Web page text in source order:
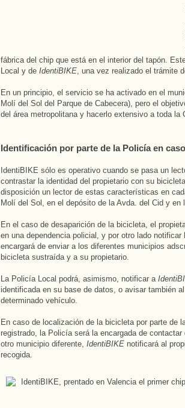
fábrica del chip que está en el interior del tapón.
Local y de IdentiBIKE , una vez realizado el trámite
En un principio, el servicio se ha activado en el
Molí del Sol del Parque de Cabecera), pero el
del área metropolitana y hacerlo extensivo a toda la
Identificación por parte de la Policía en
IdentiBIKE sólo es operativo cuando se pasa un
contrastar la identidad del propietario con su
disposición un lector de estas características en
Molí del Sol, en el depósito de la Avda. del Cid y en
En el caso de desaparición de la bicicleta, el
en una dependencia policial, y por otro lado
encargará de enviar a los diferentes municipios
bicicleta sustraída y a su propietario.
La Policía Local podrá, asimismo, notificar a
identificada en su base de datos, o avisar también
determinado vehículo.
En caso de localización de la bicicleta por parte de
registrado, la Policía será la encargada de
otro municipio diferente, IdentiBIKE notificará al
recogida.